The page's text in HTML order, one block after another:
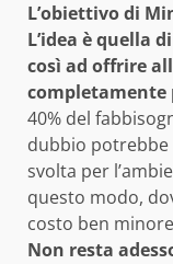
L’obiettivo di
L’idea è quella
così ad offrire
completamente
40% del
dubbio potrebbe
svolta per
questo modo,
costo ben
Non resta